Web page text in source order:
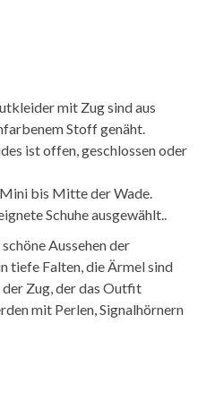
mit Zug sind aus
Stoff genäht.
ist offen, geschlossen oder
bis Mitte der Wade.
Schuhe ausgewählt..
Aussehen der
tiefe Falten, die Ärmel sind
Zug, der das Outfit
mit Perlen, Signalhörnern